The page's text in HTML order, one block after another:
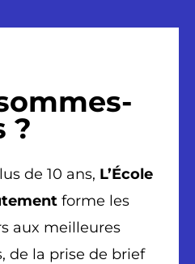
?
de 10 ans, L’École
forme les
aux meilleures
de la prise de brief